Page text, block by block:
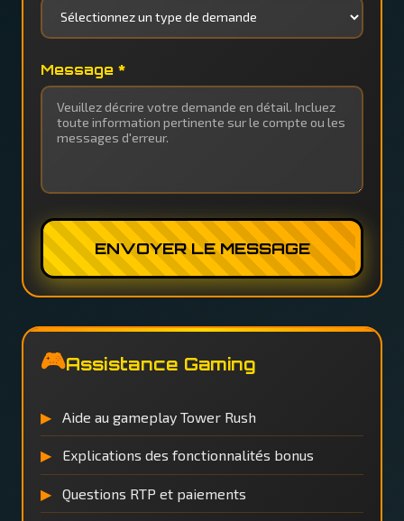
Message *
ENVOYER LE MESSAGE
🎮Assistance Gaming
Aide au gameplay Tower Rush
Explications des fonctionnalités bonus
Questions RTP et paiements